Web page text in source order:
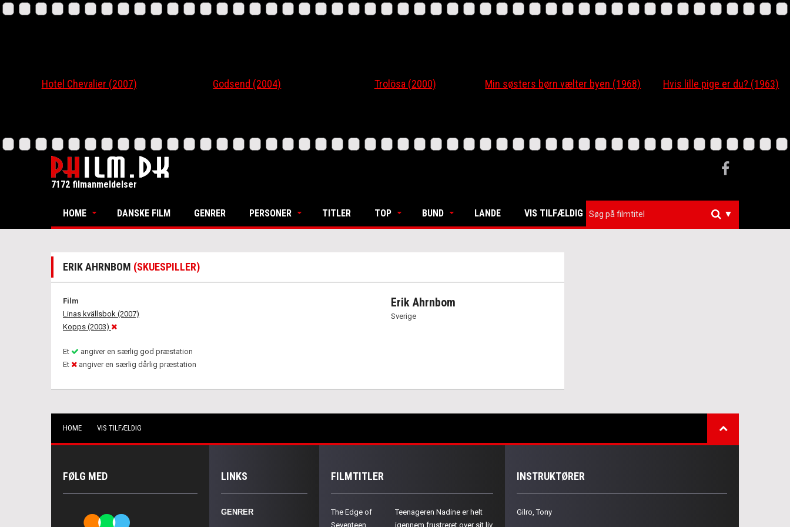
Hotel Chevalier (2007) Godsend (2004) Trolösa (2000) Min søsters børn vælter byen (1968) Hvis lille pige er du? (1963)
7172 filmanmeldelser
HOME DANSKE FILM GENRER PERSONER TITLER TOP BUND LANDE VIS TILFÆLDIG ▼
ERIK AHRNBOM (SKUESPILLER)
Erik Ahrnbom
Sverige
Film
Linas kvällsbok (2007)
Kopps (2003)
Et
angiver en særlig god præstation
Et
angiver en særlig dårlig præstation
HOME VIS TILFÆLDIG
FØLG MED LINKS
GENRER
FILMTITLER
The Edge of
Seventeen
Teenageren Nadine er helt
igennem frustreret over sit liv
INSTRUKTØRER
Gilro, Tony